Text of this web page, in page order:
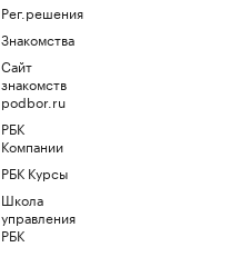
Рег.решения
Знакомства
Сайт
знакомств
podbor.ru
РБК
Компании
РБК Курсы
Школа
управления
РБК